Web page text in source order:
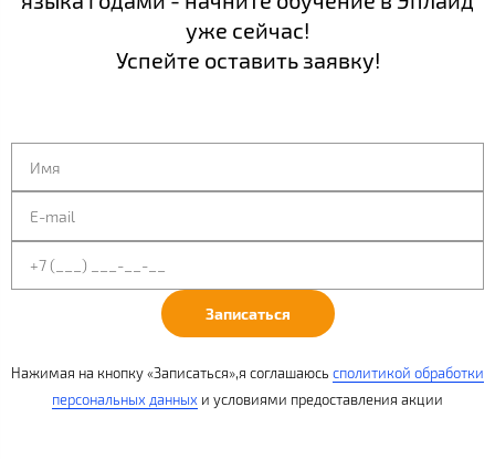
уже сейчас!
Успейте оставить заявку!
Записаться
Нажимая на кнопку «Записаться»,я соглашаюсь сполитикой обработки
персональных данных и условиями предоставления акции